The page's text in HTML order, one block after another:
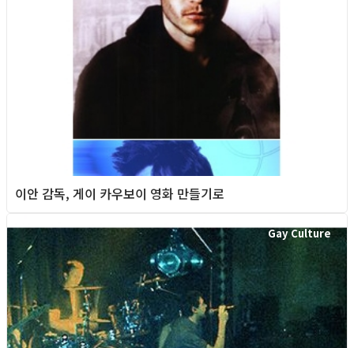
이안 감독, 게이 카우보이 영화 만들기로
Gay Culture